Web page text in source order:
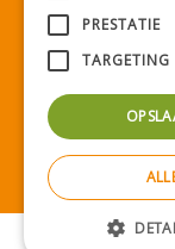
PRESTATIE
TARGETING